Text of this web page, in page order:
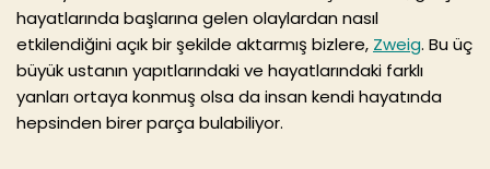
hayatlarında başlarına gelen olaylardan nasıl
etkilendiğini açık bir şekilde aktarmış bizlere, Zweig. Bu üç
büyük ustanın yapıtlarındaki ve hayatlarındaki farklı
yanları ortaya konmuş olsa da insan kendi hayatında
hepsinden birer parça bulabiliyor.